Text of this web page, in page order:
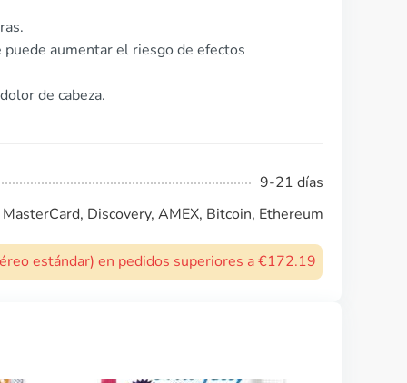
puede aumentar el riesgo de efectos
de cabeza.
9-21 días
Discovery, AMEX, Bitcoin, Ethereum
estándar) en pedidos superiores a €172.19